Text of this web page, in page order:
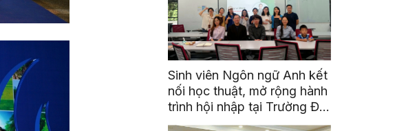
Sinh viên Ngôn ngữ Anh kết
nối học thuật, mở rộng hành
trình hội nhập tại Trường Đại
học Quốc gia Malaysia